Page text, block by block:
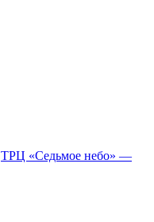
ТРЦ «Седьмое небо» —